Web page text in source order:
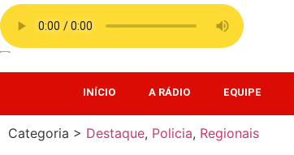
INÍCIO A RÁDIO EQUIPE
Categoria > Destaque, Policia, Regionais